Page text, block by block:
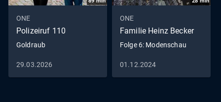
ONE
Polizeiruf 110
Goldraub
29.03.2026
ONE
Familie Heinz Becker
Folge 6: Modenschau
01.12.2024